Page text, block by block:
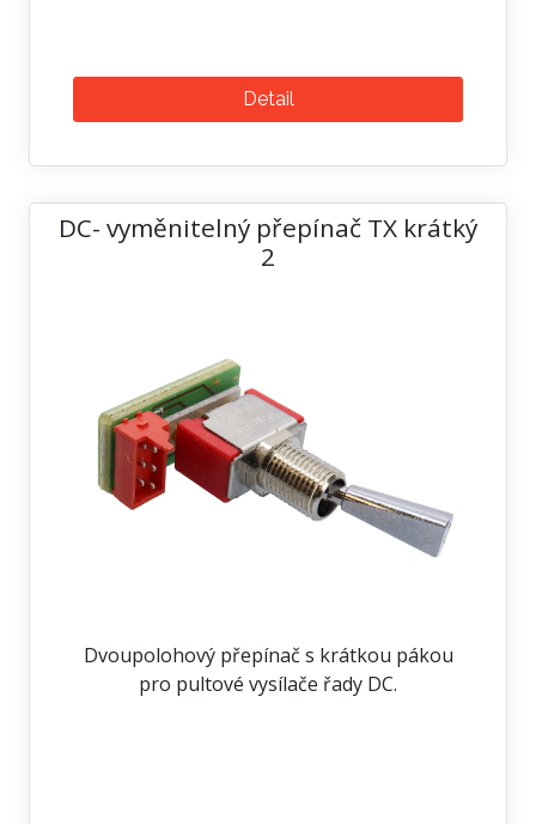
Detail
DC- vyměnitelný přepínač TX krátký
2
Dvoupolohový přepínač s krátkou pákou
pro pultové vysílače řady DC.